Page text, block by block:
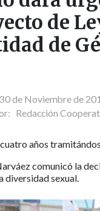
de
de
de Noviembre de
Redacción
años
comunicó la
diversidad sexual.